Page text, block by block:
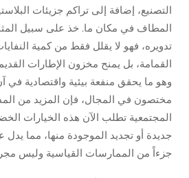
التصنيع، إضافة إلى تراكم جزيئات
المطاف في مكان ما. خذ على سبيل
تدويره، فهو لا يقلل فقط من كمية
القمامة، بل يمنح مخزون الإطارات
وهو ما يحقق منفعة بيئية واقتصادية
مختصون في المجال، فإن المزيد من
المجتمعية تطلب الآن هذه الخيارات
جديدة أو تجديد الموجودة منها، مما يدل
جزءاً من الممارسات القياسية وليس